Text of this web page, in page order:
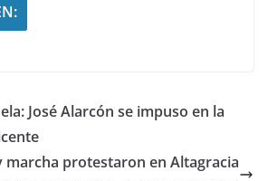
José Alarcón se impuso en la
marcha protestaron en Altagracia